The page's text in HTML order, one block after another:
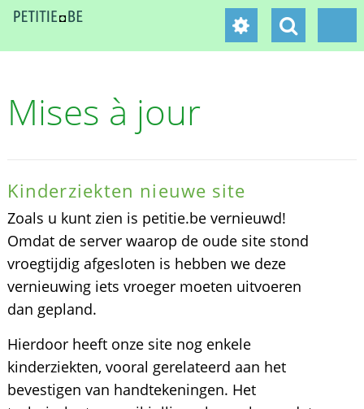
Mises à jour
Kinderziekten nieuwe site
Zoals u kunt zien is petitie.be vernieuwd!
Omdat de server waarop de oude site stond
vroegtijdig afgesloten is hebben we deze
vernieuwing iets vroeger moeten uitvoeren
dan gepland.
Hierdoor heeft onze site nog enkele
kinderziekten, vooral gerelateerd aan het
bevestigen van handtekeningen. Het